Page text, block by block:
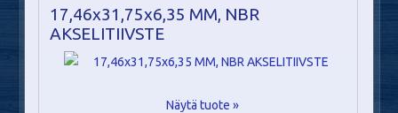
17,46x31,75x6,35 MM, NBR
AKSELITIIVSTE
Näytä tuote »